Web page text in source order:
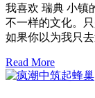
我喜欢 瑞典 小镇
不一样的文化。
如果你以为我只去
Read More